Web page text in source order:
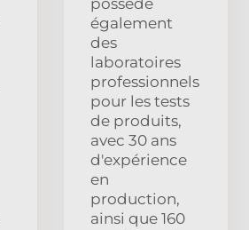
possède
également
des
laboratoires
professionnels
pour les tests
de produits,
avec 30 ans
d'expérience
en
production,
ainsi que 160